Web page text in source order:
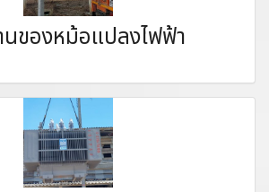
นของหม้อแปลงไฟฟ้า